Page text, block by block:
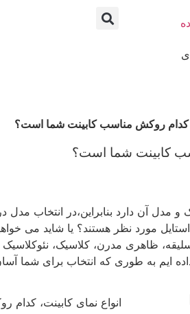
کدام روکش مناسب کابینت شما است؟
کابینت شما است؟
و مدل آن دارد بنابراین،در انتخاب
مورد نظر هستند؟ یا شاید می
ظاهری مدرن، کلاسیک،
ایم به طوری که انتخاب برای شما